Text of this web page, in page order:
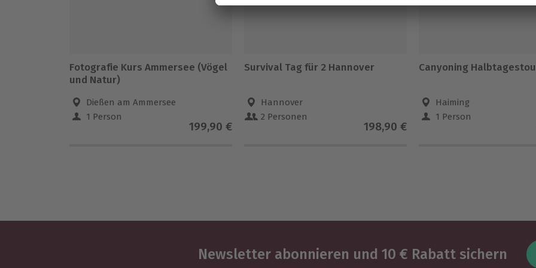
Fotografie Kurs Ammersee (Vögel
und Natur)
Dießen am Ammersee
1 Person
199,90 €
Survival Tag für 2 Hannover
Hannover
2 Personen
198,90 €
Canyoning
Haiming
1 Person
Newsletter abonnieren und 10 € Rabatt sichern